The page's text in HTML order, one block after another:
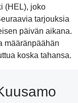
(HEL), joko
tarjouksia
päivän aikana.
määränpäähän
koska tahansa.